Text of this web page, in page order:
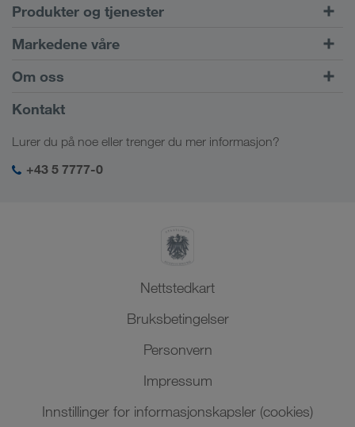
Produkter og tjenester
Veitransport
Kundeportalen CONNECT
Digitale løsninger
Bransjeløsninger
Markedene våre
Europa
Kaukasus
Sentral-Asia
Midtøsten
Om oss
Firmainformasjon
Sosialt ansvar
HMS & kvalitetssikring
Kontakt
Lurer du på noe eller trenger du mer informasjon?
+43 5 7777-0
Nettstedkart
Bruksbetingelser
Personvern
Impressum
Innstillinger for informasjonskapsler (cookies)